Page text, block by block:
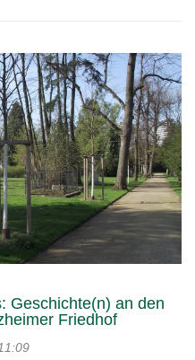
Geschichte(n) an den
Friedhof